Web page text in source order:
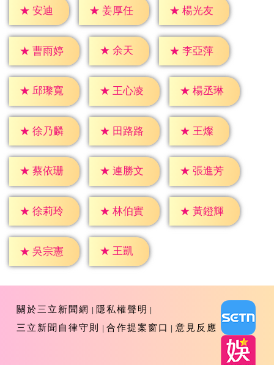
★ 安迪 ★ 姜厚任 ★ 楊光友
★ 曹雨婷 ★ 余天 ★ 李亞萍
★ 邱瓈寬 ★ 王心凌 ★ 楊丞琳
★ 徐乃麟 ★ 田路路 ★ 王燦
★ 蔡依珊 ★ 連勝文 ★ 張進芳
★ 徐莉玲 ★ 林伯實 ★ 黃鐙輝
★ 吳宗憲 ★ 王凱
關於三立新聞網
隱私權聲明
三立新聞自律守則
合作提案窗口 意見反應